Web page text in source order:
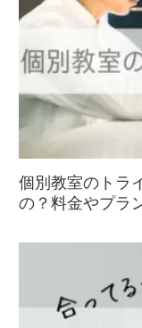
個別教室のトラ
の？料金やプラ